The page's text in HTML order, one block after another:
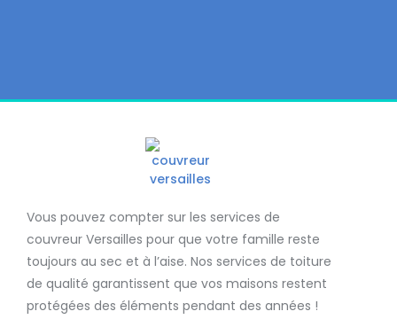
Vous pouvez compter sur les services de
couvreur Versailles pour que votre famille reste
toujours au sec et à l’aise. Nos services de toiture
de qualité garantissent que vos maisons restent
protégées des éléments pendant des années !